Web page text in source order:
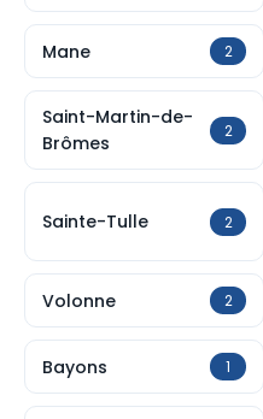
Mane 2
Saint-Martin-de-
Brômes
2
Sainte-Tulle 2
Volonne 2
Bayons 1